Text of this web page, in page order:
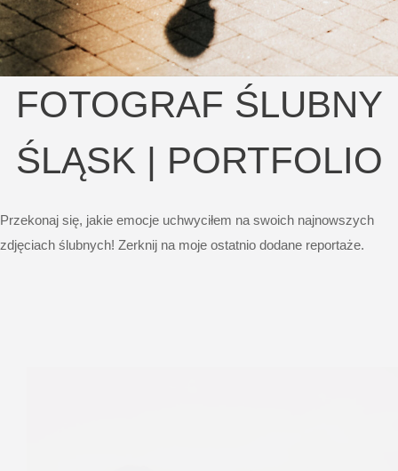
FOTOGRAF ŚLUBNY
ŚLĄSK | PORTFOLIO
Przekonaj się, jakie emocje uchwyciłem na swoich najnowszych
zdjęciach ślubnych! Zerknij na moje ostatnio dodane reportaże.